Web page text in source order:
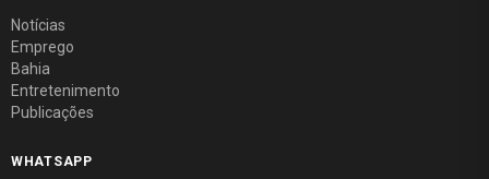
Notícias
Emprego
Bahia
Entretenimento
Publicações
WHATSAPP